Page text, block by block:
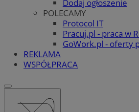
Dodaj ogłoszenie
POLECAMY
Protocol IT
Pracuj.pl - praca w
GoWork.pl - oferty
REKLAMA
WSPÓŁPRACA